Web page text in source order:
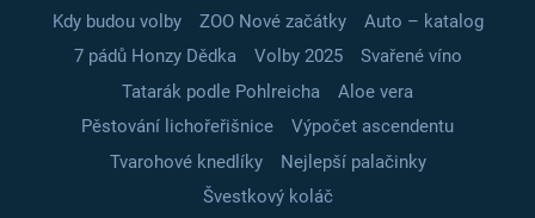
Kdy budou volby
ZOO Nové začátky
Auto – katalog
7 pádů Honzy Dědka
Volby 2025
Svařené víno
Tatarák podle Pohlreicha
Aloe vera
Pěstování lichořeřišnice
Výpočet ascendentu
Tvarohové knedlíky
Nejlepší palačinky
Švestkový koláč